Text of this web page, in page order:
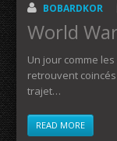
BOBARDKOR
World
Un jour comme
retrouvent
trajet…
READ MORE